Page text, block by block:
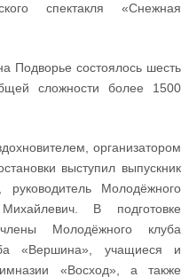
спектакля «Снежная
Подворье состоялось шесть
сложности более 1500
организатором
выступил выпускник
руководитель Молодёжного
В подготовке
Молодёжного клуба
«Вершина», учащиеся и
«Восход», а также